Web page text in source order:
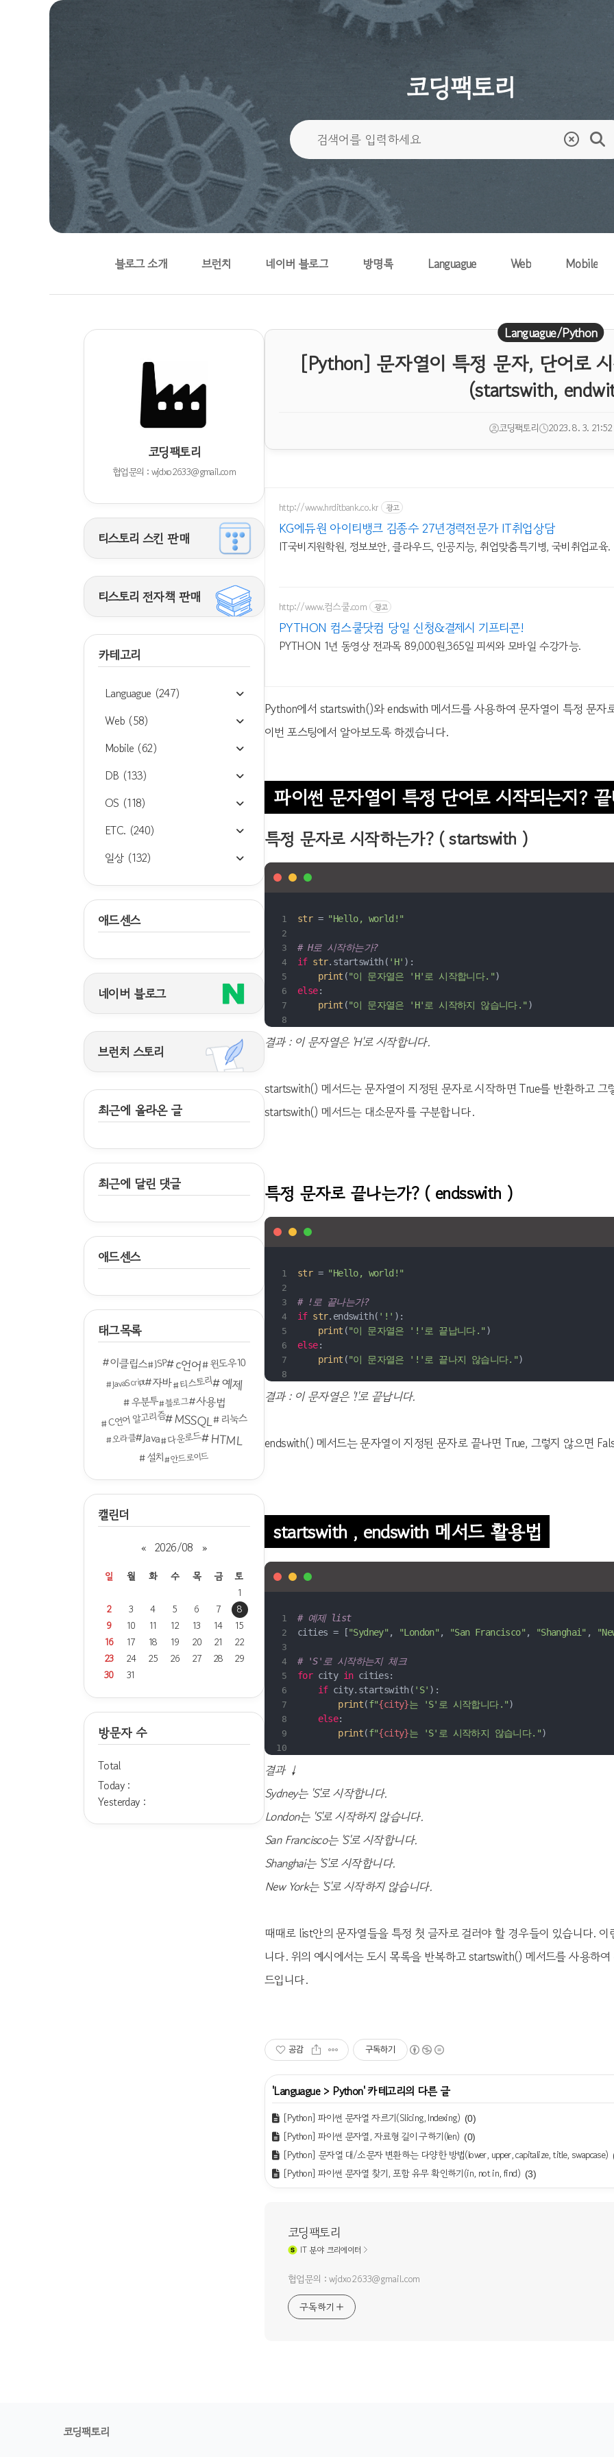
코딩팩토리
블로그 소개 브런치 네이버 블로그 방명록 Languague Web Mobile
코딩팩토리
협업문의 : wjdxo2633@gmail.com
티스토리 스킨 판매
티스토리 전자책 판매
카테고리
Languague (247)
Web (58)
Mobile (62)
DB (133)
OS (118)
ETC. (240)
일상 (132)
애드센스
네이버 블로그
브런치 스토리
최근에 올라온 글
최근에 달린 댓글
애드센스
태그목록
이클립스 JSP c언어 윈도우10
JavaScript 자바 티스토리 예제
우분투 블로그 사용법
C언어 알고리즘 MSSQL 리눅스
오라클 Java 다운로드 HTML
설치 안드로이드
캘린더
« 2026/08 »
일 월 화 수 목 금
토
1
2
3 4 5 6 7
8
9
10 11 12 13 14
15
16
17 18 19 20 21
22
23
24 25 26 27 28
29
30
31
방문자 수
Total
Today :
Yesterday :
Languague/Python
[Python] 문자열이 특정 문자, 단어로
(startswith,
코딩팩토리 2023. 8. 3. 21:52
http://www.hrditbank.co.kr 광고
KG에듀원 아이티뱅크 김종수 27년경력전문가 IT취업상담
IT국비지원학원, 정보보안, 클라우드, 인공지능, 취업맞춤특기병, 국비취업교육.
http://www.컴스쿨.com 광고
PYTHON 컴스쿨닷컴 당일 신청&결제시 기프티콘!
PYTHON 1년 동영상 전과목 89,000원,365일 피씨와 모바일 수강가능.
Python에서 startswith()와 endswith 메서드를 사용하여 문자열이 특정 문
이번 포스팅에서 알아보도록 하겠습니다.
파이썬 문자열이 특정 단어로 시작되는지?
특정 문자로 시작하는가? ( startswith )
str = "Hello, world!"
# H로 시작하는가?
if str.startswith( 'H'
print ("이 문자열은 'H'로 시작합니다."
else
print ("이 문자열은 'H'로 시작하지 않습니다."
결과 : 이 문자열은 'H'로 시작합니다.
startswith() 메서드는 문자열이 지정된 문자로 시작하면 True를 반환하고 그
startswith() 메서드는 대소문자를 구분합니다.
특정 문자로 끝나는가? ( endsswith )
str = "Hello, world!"
# !로 끝나는가?
if str.endswith( '!'
print ("이 문자열은 '!'로 끝납니다."
else
print ("이 문자열은 '!'로 끝나지 않습니다."
결과 : 이 문자열은 '!'로 끝납니다.
endswith() 메서드는 문자열이 지정된 문자로 끝나면 True, 그렇지 않으면
startswith , endswith 메서드 활용법
# 예제 list
cities = ["Sydney" , "London" , "San Francisco" , "Shanghai" ,
# 'S'로 시작하는지 체크
for city in
if city.startswith( 'S'
print(f"{city}는 'S'로 시작합니다."
else
print(f"{city}는 'S'로 시작하지 않습니다."
결과 ↓
Sydney는 'S'로 시작합니다.
London는 'S'로 시작하지 않습니다.
San Francisco는 'S'로 시작합니다.
Shanghai는 'S'로 시작합니다.
New York는 'S'로 시작하지 않습니다.
때때로 list안의 문자열들을 특정 첫 글자로 걸러야 할 경우들이 있습니다.
니다. 위의 예시에서는 도시 목록을 반복하고 startswith() 메서드를 사용하
드입니다.
공감 구독하기
'Languague> Python' 카테고리의 다른 글
[Python] 파이썬 문자열 자르기(Slicing, Indexing) (0)
[Python] 파이썬 문자열, 자료형 길이 구하기(len) (0)
[Python] 문자열 대/소문자 변환하는 다양한 방법(lower, upper, capitalize, title, swapcase)
[Python] 파이썬 문자열 찾기, 포함 유무 확인하기(in, not in, find) (3)
코딩팩토리
IT분야 크리에이터
협업문의 : wjdxo2633@gmail.com
구독하기
코딩팩토리